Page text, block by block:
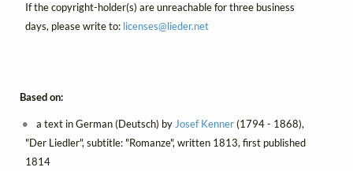
If the copyright-holder(s) are unreachable for three business
days, please write to: licenses@lieder.net
Based on:
a text in German (Deutsch) byJosef Kenner(1794 - 1868),
"Der Liedler", subtitle: "Romanze", written 1813, first published
1814